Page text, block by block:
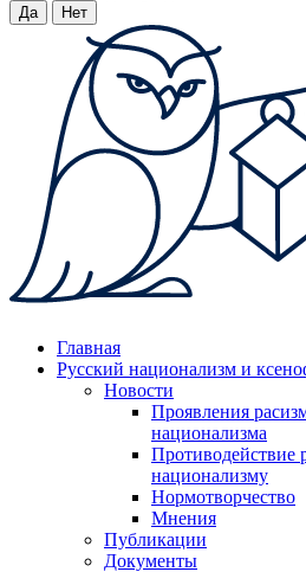
Да Нет
Главная
Русский национализм и
Новости
Проявления
национализма
Противодействие
национализму
Нормотворчество
Мнения
Публикации
Документы